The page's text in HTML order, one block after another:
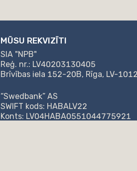
MŪSU REKVIZĪTI
SIA "NPB"
Reģ. nr.: LV40203130405
Brīvības iela 152-20B, Rīga, LV-1012
“Swedbank” AS
SWIFT kods: HABALV22
Konts: LV04HABA0551044775921